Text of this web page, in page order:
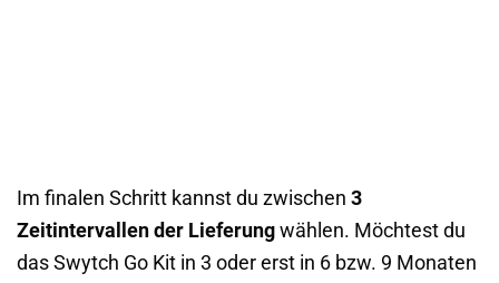
Im finalen Schritt kannst du zwischen 3
Zeitintervallen der Lieferung wählen. Möchtest du
das Swytch Go Kit in 3 oder erst in 6 bzw. 9 Monaten